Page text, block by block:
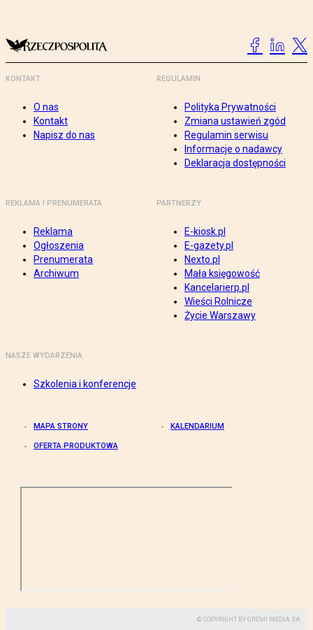
KONTAKT
O nas
Kontakt
Napisz do nas
REGULAMIN
Polityka Prywatności
Zmiana ustawień zgód
Regulamin serwisu
Informacje o nadawcy
Deklaracja dostępności
REKLAMA I PRENUMERATA
Reklama
Ogłoszenia
Prenumerata
Archiwum
PARTNERZY
E-kiosk.pl
E-gazety.pl
Nexto.pl
Mała księgowość
Kancelarierp.pl
Wieści Rolnicze
Życie Warszawy
NASZE WYDARZENIA
Szkolenia i konferencje
MAPA STRONY KALENDARIUM
OFERTA PRODUKTOWA
© COPYRIGHT BY GREMI MEDIA SA